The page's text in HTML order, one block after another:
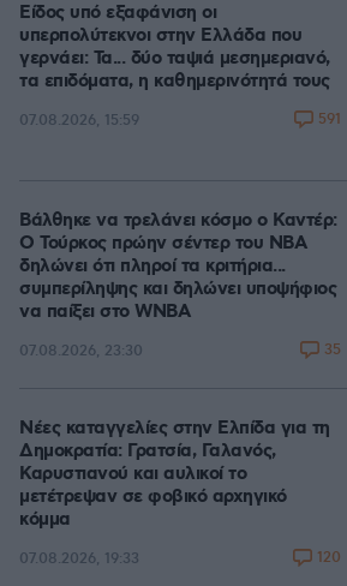
Είδος υπό εξαφάνιση οι
υπερπολύτεκνοι στην Ελλάδα που
γερνάει: Τα... δύο ταψιά μεσημεριανό,
τα επιδόματα, η καθημερινότητά τους
07.08.2026, 15:59 591
Βάλθηκε να τρελάνει κόσμο ο Καντέρ:
Ο Τούρκος πρώην σέντερ του NBA
δηλώνει ότι πληροί τα κριτήρια...
συμπερίληψης και δηλώνει υποψήφιος
να παίξει στο WNBA
07.08.2026, 23:30 35
Νέες καταγγελίες στην Ελπίδα για τη
Δημοκρατία: Γρατσία, Γαλανός,
Καρυστιανού και αυλικοί το
μετέτρεψαν σε φοβικό αρχηγικό
κόμμα
07.08.2026, 19:33 120